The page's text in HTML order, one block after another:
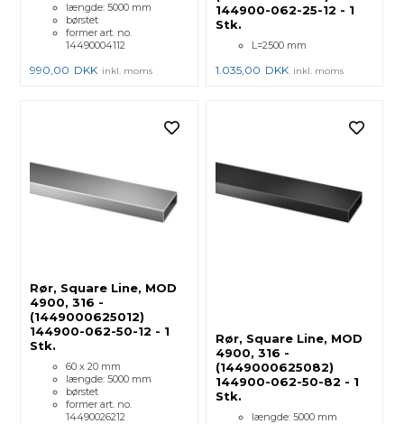
længde: 5000 mm
børstet
former art. no.
14490004112
990,00 DKK inkl. moms
144900-062-25-12 - 1
Stk.
L=2500 mm
1.035,00 DKK inkl. moms
Rør, Square Line, MOD
4900, 316 -
(1449000625012)
144900-062-50-12 - 1
Stk.
60 x 20 mm
længde: 5000 mm
børstet
former art. no.
14490026212
Rør, Square Line, MOD
4900, 316 -
(1449000625082)
144900-062-50-82 - 1
Stk.
længde: 5000 mm